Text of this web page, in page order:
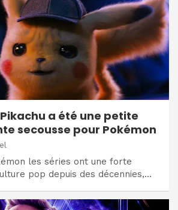
a été une petite
secousse pour Pokémon
les séries ont une forte
pop depuis des décennies,…